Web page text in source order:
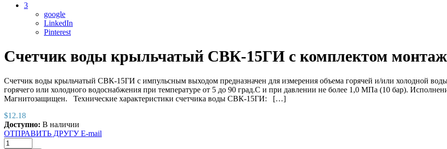
3
google
LinkedIn
Pinterest
Счетчик воды крыльчатый СВК-15ГИ с комплектом
Счетчик воды крыльчатый СВК-15ГИ с импульсным выходом предназначен для измерения объема горячей и/или холодной
горячего или холодного водоснабжения при температуре от 5 до 90 град.С и при давлении не более 1,0 МПа (10 бар).
Магнитозащищен. Технические характеристики счетчика воды СВК-15ГИ: […]
$12.18
Доступно: В наличии
ОТПРАВИТЬ ДРУГУ E-mail